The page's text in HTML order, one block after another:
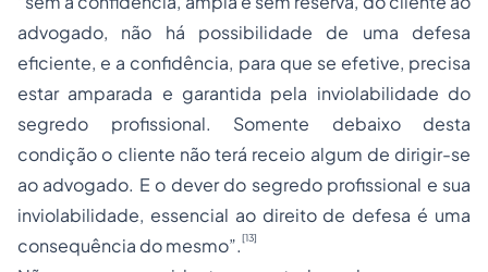
advogado, não há possibilidade de uma defesa
eficiente, e a confidência, para que se efetive, precisa
estar amparada e garantida pela inviolabilidade do
segredo profissional. Somente debaixo desta
condição o cliente não terá receio algum de dirigir-se
ao advogado. E o dever do segredo profissional e sua
inviolabilidade, essencial ao direito de defesa é uma
consequência do mesmo”.[13]